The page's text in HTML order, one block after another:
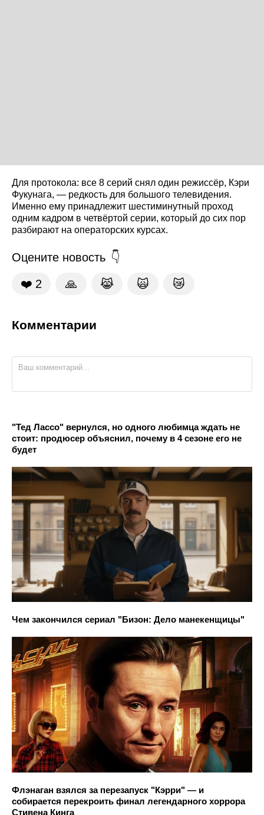
Для протокола: все 8 серий снял один режиссёр, Кэри
Фукунага, — редкость для большого телевидения.
Именно ему принадлежит шестиминутный проход
одним кадром в четвёртой серии, который до сих пор
разбирают на операторских курсах.
Оцените новость
❤️ 2 🙏 😹 🙀 😿
Комментарии
"Тед Лассо" вернулся, но одного любимца ждать не
стоит: продюсер объяснил, почему в 4 сезоне его не
будет
Чем закончился сериал "Бизон: Дело манекенщицы"
Флэнаган взялся за перезапуск "Кэрри" — и
собирается перекроить финал легендарного хоррора
Стивена Кинга